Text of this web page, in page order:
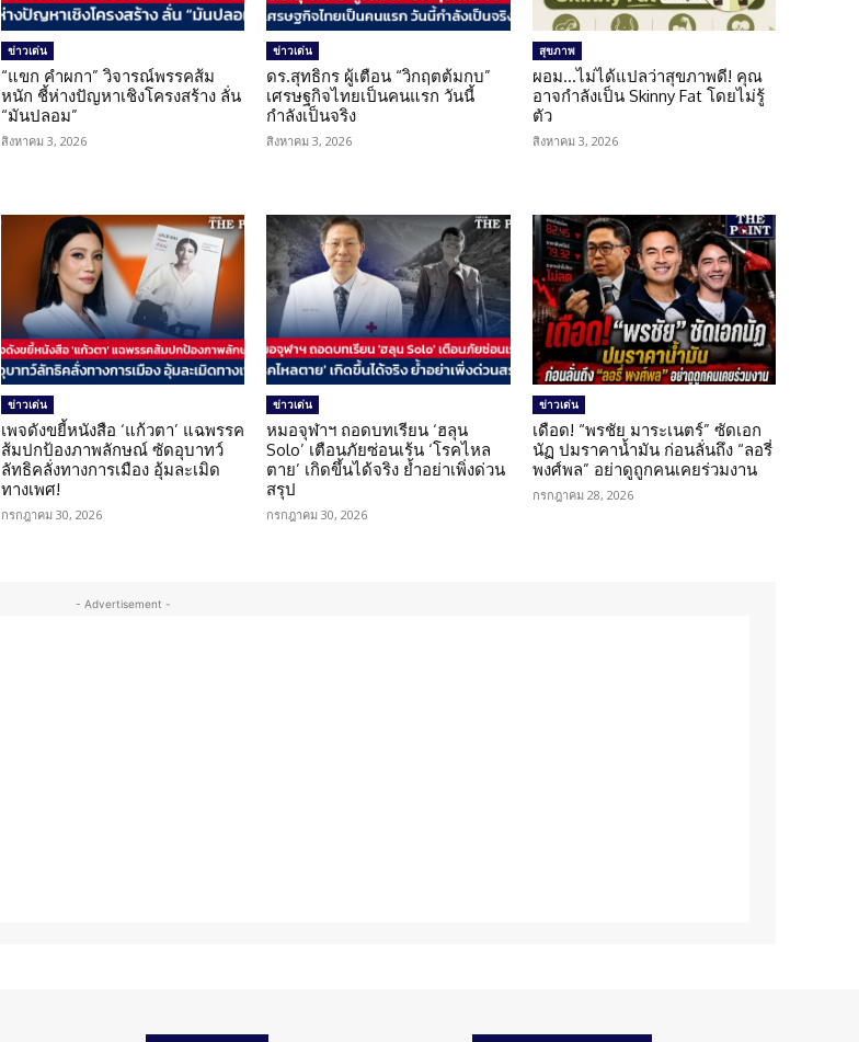
ข่าวเด่น
“แขก คำผกา” วิจารณ์พรรคส้ม
หนัก ชี้ห่างปัญหาเชิงโครงสร้าง ลั่น
“มันปลอม”
สิงหาคม 3, 2026
ข่าวเด่น
ดร.สุทธิกร ผู้เตือน “วิกฤตต้มกบ”
เศรษฐกิจไทยเป็นคนแรก วันนี้
กำลังเป็นจริง
สิงหาคม 3, 2026
สุขภาพ
ผอม…ไม่ได้แปลว่าสุขภาพดี! คุณ
อาจกำลังเป็น Skinny Fat โดยไม่รู้
ตัว
สิงหาคม 3, 2026
ข่าวเด่น
เพจดังขยี้หนังสือ ‘แก้วตา’ แฉพรรค
ส้มปกป้องภาพลักษณ์ ซัดอุบาทว์
ลัทธิคลั่งทางการเมือง อุ้มละเมิด
ทางเพศ!
กรกฎาคม 30, 2026
ข่าวเด่น
หมอจุฬาฯ ถอดบทเรียน ‘ฮลุน
Solo’ เตือนภัยซ่อนเร้น ‘โรคไหล
ตาย’ เกิดขึ้นได้จริง ย้ำอย่าเพิ่งด่วน
สรุป
กรกฎาคม 30, 2026
ข่าวเด่น
เดือด! “พรชัย มาระเนตร์” ซัดเอก
นัฏ ปมราคาน้ำมัน ก่อนลั่นถึง “ลอรี่
พงศ์พล” อย่าดูถูกคนเคยร่วมงาน
กรกฎาคม 28, 2026
- Advertisement -